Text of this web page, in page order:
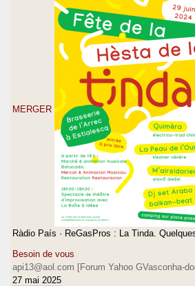
MERGER
Ràdio País · ReGasPros : La Tinda.
Besoin de vous
api13@aol.com [Forum Yahoo GVasconha-
27 mai 2025